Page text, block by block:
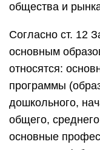
общества и
Согласно ст. 12
основным
относятся:
программы
дошкольного,
общего,
основные